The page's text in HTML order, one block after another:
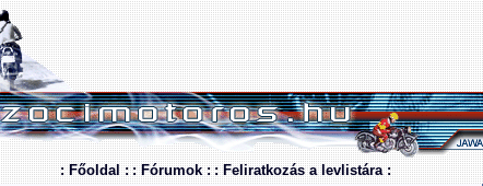
: Főoldal : : Fórumok : : Feliratkozás a levlistára :